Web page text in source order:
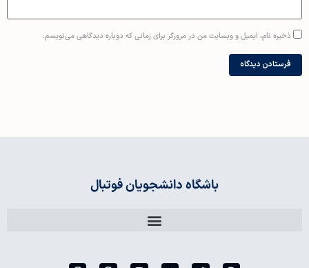
ذخیره نام، ایمیل و وبسایت من در مرورگر برای زمانی که دوباره دیدگاهی می‌نویسم.
باشگاه دانشجویان فوتبال